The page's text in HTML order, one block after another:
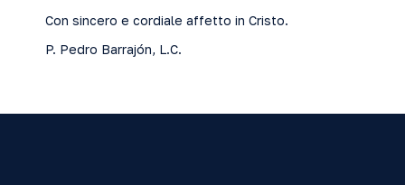
Con sincero e cordiale affetto in Cristo.
P. Pedro Barrajón, L.C.